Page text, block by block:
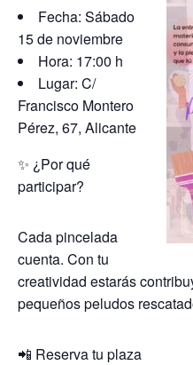
Fecha: Sábado
15 de noviembre
Hora: 17:00 h
Lugar: C/
Francisco Montero
Pérez, 67, Alicante
✨ ¿Por qué
participar?
Cada pincelada
cuenta. Con tu
creatividad estarás
pequeños peludos
📲 Reserva tu plaza